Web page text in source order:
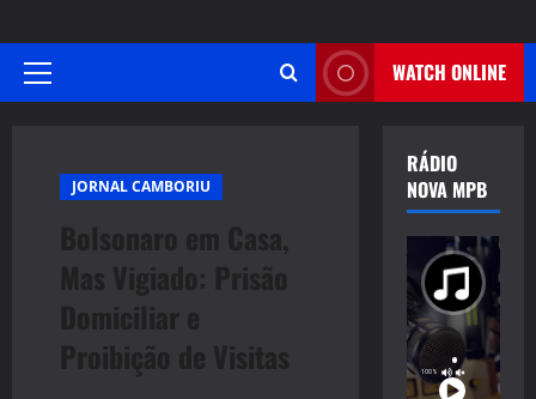
Primary
WATCH ONLINE
JORNAL CAMBORIU
Bolsonaro em Casa,
Mas Vigiado: Prisão
Domiciliar e
Proibição de Visitas
RÁDIO
NOVA MPB